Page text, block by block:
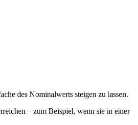
des Nominalwerts steigen zu lassen.
– zum Beispiel, wenn sie in einer